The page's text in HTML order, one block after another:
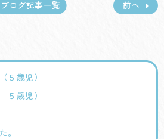
前へ
ブログ記事一覧
５歳児）
５歳児）
。